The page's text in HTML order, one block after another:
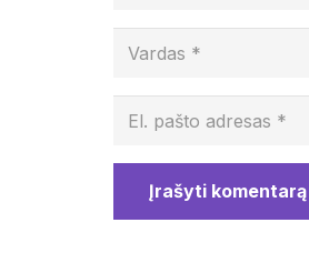
Įrašyti komentarą